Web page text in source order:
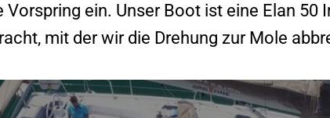
Vorspring ein. Unser Boot ist eine Elan
mit der wir die Drehung zur Mole